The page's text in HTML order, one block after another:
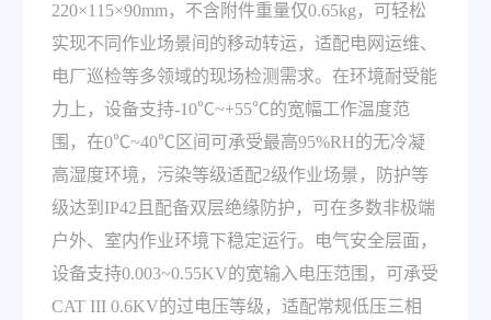
220×115×90mm，不含附件重量仅0.65kg，可轻松
实现不同作业场景间的移动转运，适配电网运维、
电厂巡检等多领域的现场检测需求。在环境耐受能
力上，设备支持-10℃~+55℃的宽幅工作温度范
围，在0℃~40℃区间可承受最高95%RH的无冷凝
高湿度环境，污染等级适配2级作业场景，防护等
级达到IP42且配备双层绝缘防护，可在多数非极端
户外、室内作业环境下稳定运行。电气安全层面，
设备支持0.003~0.55KV的宽输入电压范围，可承受
CAT III 0.6KV的过电压等级，适配常规低压三相